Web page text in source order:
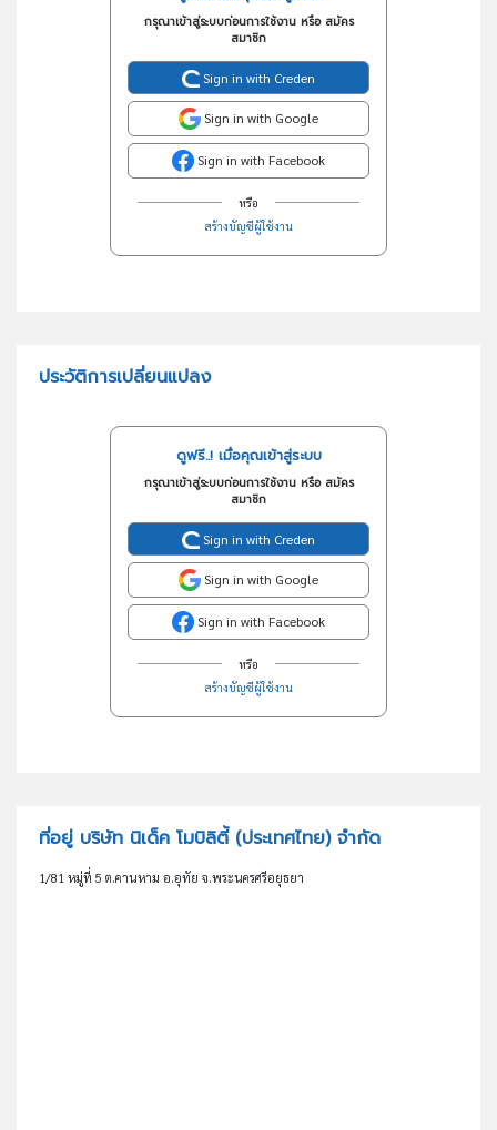
กรุณาเข้าสู่ระบบก่อนการใช้งาน หรือ สมัคร
สมาชิก
Sign in with Creden
Sign in with Google
Sign in with Facebook
หรือ
สร้างบัญชีผู้ใช้งาน
ประวัติการเปลี่ยนแปลง
ดูฟรี..! เมื่อคุณเข้าสู่ระบบ
กรุณาเข้าสู่ระบบก่อนการใช้งาน หรือ สมัคร
สมาชิก
Sign in with Creden
Sign in with Google
Sign in with Facebook
หรือ
สร้างบัญชีผู้ใช้งาน
ที่อยู่ บริษัท นิเด็ค โมบิลิตี้ (ประเทศไทย) จำกัด
1/81 หมู่ที่ 5 ต.คานหาม อ.อุทัย จ.พระนครศรีอยุธยา